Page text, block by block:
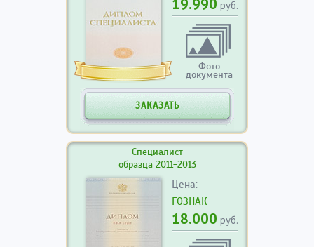
19.990 руб.
Фото
документа
ЗАКАЗАТЬ
Специалист
образца 2011-2013
Цена:
ГОЗНАК
18.000 руб.